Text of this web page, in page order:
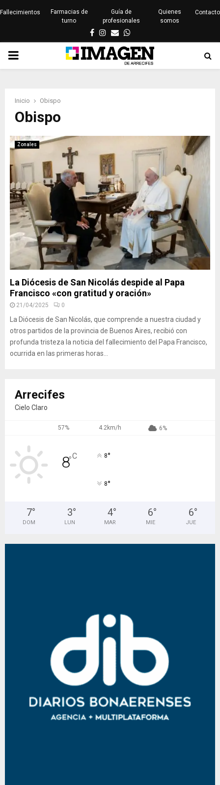
Fallecimientos
Farmacias de
turno
Guía de
profesionales
Quienes
somos
Contacto
Facebook
Instagram
EmailWhatsapp
PRIMARY
Inicio Obispo
Obispo
Zonales
La Diócesis de San Nicolás despide al Papa
Francisco «con gratitud y oración»
21/04/2025 0
La Diócesis de San Nicolás, que comprende a nuestra ciudad y
otros partidos de la provincia de Buenos Aires, recibió con
profunda tristeza la noticia del fallecimiento del Papa Francisco,
ocurrida en las primeras horas...
Arrecifes
Cielo Claro
57% 4.2km/h 6%
8°C 8°
8°
7°
DOM
3°
LUN
4°
MAR
6°
MIE
6°
JUE